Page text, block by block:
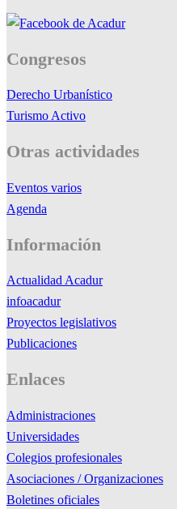
Congresos
Derecho Urbanístico
Turismo Activo
Otras actividades
Eventos varios
Agenda
Información
Actualidad Acadur
infoacadur
Proyectos legislativos
Publicaciones
Enlaces
Administraciones
Universidades
Colegios profesionales
Asociaciones / Organizaciones
Boletines oficiales